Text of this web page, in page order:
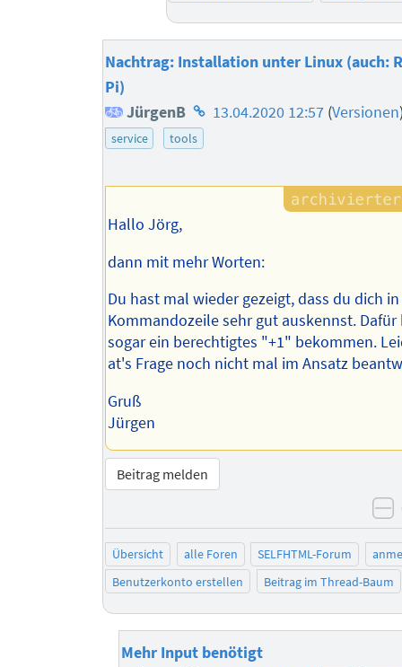
Nachtrag: Installation unter Linux (auch:
Pi)
JürgenB Homepage
des
13.04.2020 12:57 (Versionen
service tools
Hallo Jörg,
dann mit mehr Worten:
Du hast mal wieder gezeigt, dass du dich
Kommandozeile sehr gut auskennst. Dafür
sogar ein berechtigtes "+1" bekommen.
at's Frage noch nicht mal im Ansatz
Gruß
Jürgen
Beitrag melden
Übersicht alle Foren SELFHTML-Forum
Benutzerkonto erstellen
Beitrag im Thread-Baum
Mehr Input benötigt